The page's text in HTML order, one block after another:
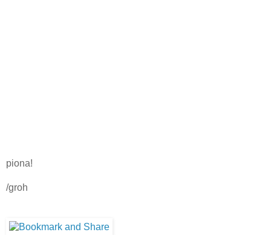
piona!
/groh